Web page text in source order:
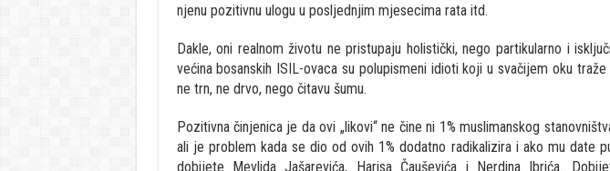
njenu pozitivnu ulogu u posljednjim mjesecima rata itd.
Dakle, oni realnom životu ne pristupaju holistički, nego partikularno i
većina bosanskih ISIL-ovaca su polupismeni idioti koji u svačijem oku
ne trn, ne drvo, nego čitavu šumu.
Pozitivna činjenica je da ovi „likovi“ ne čine ni 1% muslimanskog
ali je problem kada se dio od ovih 1% dodatno radikalizira i ako mu date
dobijete Mevlida Jašarevića, Harisa Čauševića i Nerdina Ibrića.